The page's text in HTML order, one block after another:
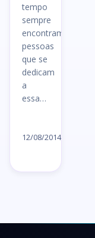
tempo
sempre
encontramos
pessoas
que se
dedicam
a
essa…
12/08/2014